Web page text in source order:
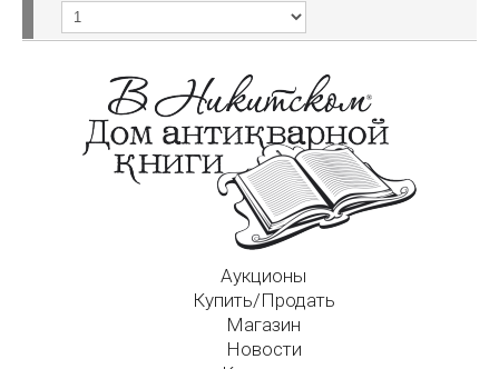
Аукционы
Купить/Продать
Магазин
Новости